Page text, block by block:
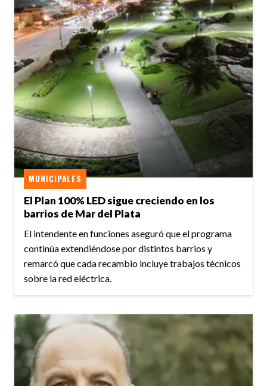
El Plan 100% LED sigue creciendo en los
barrios de Mar del Plata
MUNICIPALES
El intendente en funciones aseguró que el programa
continúa extendiéndose por distintos barrios y
remarcó que cada recambio incluye trabajos técnicos
sobre la red eléctrica.